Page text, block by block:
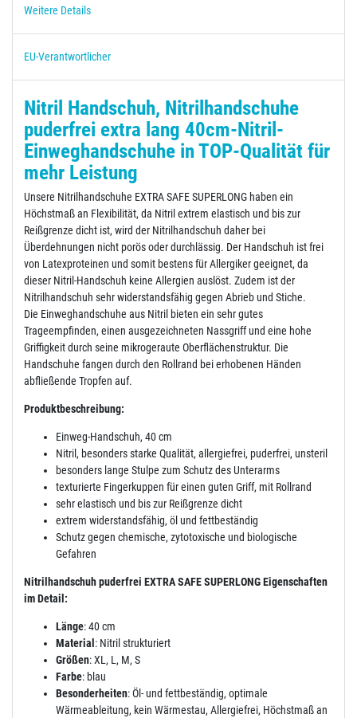
Weitere Details
EU-Verantwortlicher
Nitril Handschuh, Nitrilhandschuhe
puderfrei extra lang 40cm-Nitril-
Einweghandschuhe in TOP-Qualität für
mehr Leistung
Unsere Nitrilhandschuhe EXTRA SAFE SUPERLONG haben ein
Höchstmaß an Flexibilität, da Nitril extrem elastisch und bis zur
Reißgrenze dicht ist, wird der Nitrilhandschuh daher bei
Überdehnungen nicht porös oder durchlässig. Der Handschuh ist frei
von Latexproteinen und somit bestens für Allergiker geeignet, da
dieser Nitril-Handschuh keine Allergien auslöst. Zudem ist der
Nitrilhandschuh sehr widerstandsfähig gegen Abrieb und Stiche.
Die Einweghandschuhe aus Nitril bieten ein sehr gutes
Trageempfinden, einen ausgezeichneten Nassgriff und eine hohe
Griffigkeit durch seine mikrogeraute Oberflächenstruktur. Die
Handschuhe fangen durch den Rollrand bei erhobenen Händen
abfließende Tropfen auf.
Produktbeschreibung:
Einweg-Handschuh, 40 cm
Nitril, besonders starke Qualität, allergiefrei, puderfrei, unsteril
besonders lange Stulpe zum Schutz des Unterarms
texturierte Fingerkuppen für einen guten Griff, mit Rollrand
sehr elastisch und bis zur Reißgrenze dicht
extrem widerstandsfähig, öl und fettbeständig
Schutz gegen chemische, zytotoxische und biologische
Gefahren
Nitrilhandschuh puderfrei EXTRA SAFE SUPERLONG Eigenschaften
im Detail:
Länge: 40 cm
Material : Nitril strukturiert
Größen: XL, L, M, S
Farbe: blau
Besonderheiten: Öl- und fettbeständig, optimale
Wärmeableitung, kein Wärmestau, Allergiefrei, Höchstmaß an